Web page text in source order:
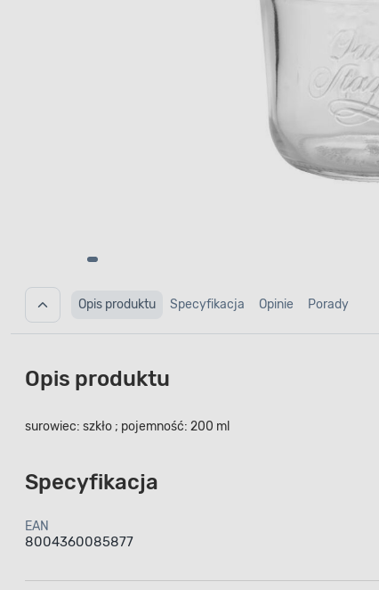
Opis produktu Specyfikacja Opinie Porady
Opis produktu
surowiec: szkło ; pojemność: 200 ml
Specyfikacja
EAN
8004360085877